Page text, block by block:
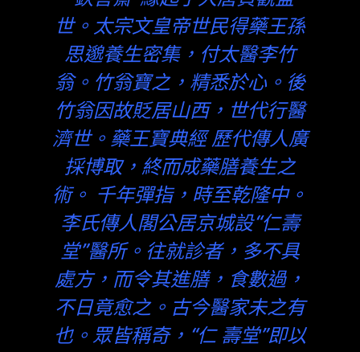
世。太宗文皇帝世民得藥王孫
思邈養生密集，付太醫李竹
翁。竹翁寶之，精悉於心。後
竹翁因故貶居山西，世代行醫
濟世。藥王寶典經 歷代傳人廣
採博取，終而成藥膳養生之
術。 千年彈指，時至乾隆中。
李氏傳人閣公居京城設“仁壽
堂”醫所。往就診者，多不具
處方，而令其進膳，食數過，
不日竟愈之。古今醫家未之有
也。眾皆稱奇，“仁 壽堂”即以